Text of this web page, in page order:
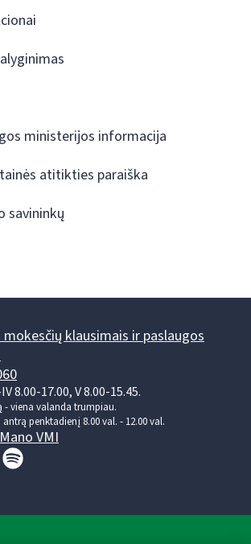
ministerijos informacija
atitikties paraiška
savininkų
klausimais ir paslaugos
8.00-17.00, V 8.00-15.45.
- viena valanda trumpiau.
penktadienį 8.00 val. - 12.00 val.
Mano VMI